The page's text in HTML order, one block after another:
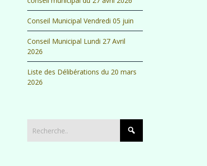
Conseil Municipal Vendredi 05 juin
Conseil Municipal Lundi 27 Avril
2026
Liste des Délibérations du 20 mars
2026